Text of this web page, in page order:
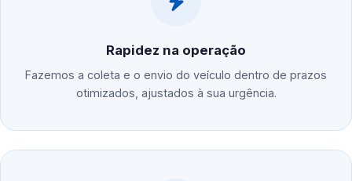
Rapidez na operação
Fazemos a coleta e o envio do veículo dentro de prazos
otimizados, ajustados à sua urgência.